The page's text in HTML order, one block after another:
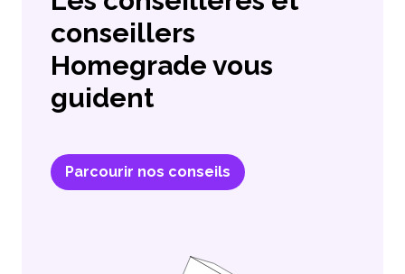
conseillers
Homegrade vous
guident
Parcourir nos conseils